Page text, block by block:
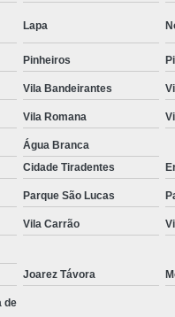
Hiperbárica
Câmara Hiperbárica
Campina Grande
em São Paulo
em Taubaté
Tratamento de
Tratamento de
em João Pessoa
em Sorocaba
Hiperbárica
Lapa
Pinheiros
Vila Bandeirantes
Vila Romana
Água Branca
Cidade Tiradentes
Parque São Lucas
Vila Carrão
Joarez Távora
de